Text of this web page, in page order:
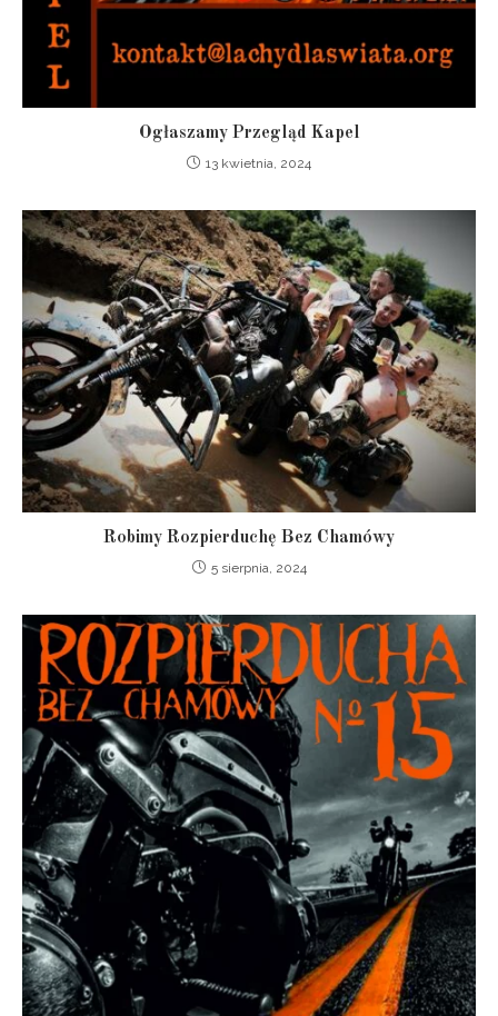
Ogłaszamy Przegląd Kapel
13 kwietnia, 2024
Robimy Rozpierduchę Bez Chamówy
5 sierpnia, 2024